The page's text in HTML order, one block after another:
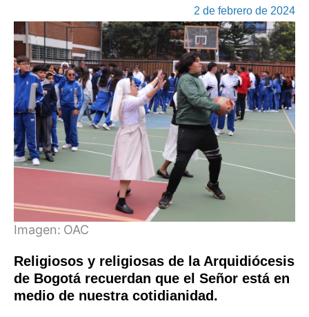
2 de febrero de 2024
Imagen: OAC
Religiosos y religiosas de la Arquidiócesis
de Bogotá recuerdan que el Señor está en
medio de nuestra cotidianidad.